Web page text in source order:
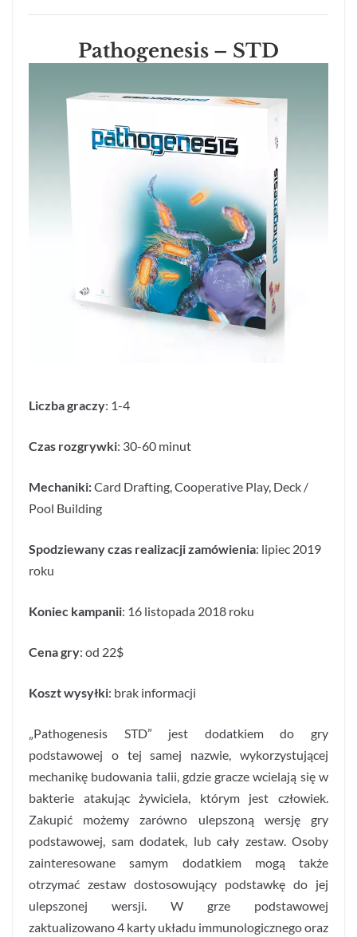
Pathogenesis – STD
Liczba graczy: 1-4
Czas rozgrywki: 30-60 minut
Mechaniki:Card Drafting,Cooperative Play, Deck /
Pool Building
Spodziewany czas realizacji zamówienia: lipiec 2019
roku
Koniec kampanii: 16 listopada 2018 roku
Cena gry: od 22$
Koszt wysyłki: brak informacji
„Pathogenesis STD” jest dodatkiem do gry
podstawowej o tej samej nazwie, wykorzystującej
mechanikę budowania talii, gdzie gracze wcielają się w
bakterie atakując żywiciela, którym jest człowiek.
Zakupić możemy zarówno ulepszoną wersję gry
podstawowej, sam dodatek, lub cały zestaw. Osoby
zainteresowane samym dodatkiem mogą także
otrzymać zestaw dostosowujący podstawkę do jej
ulepszonej wersji. W grze podstawowej
zaktualizowano 4 karty układu immunologicznego oraz